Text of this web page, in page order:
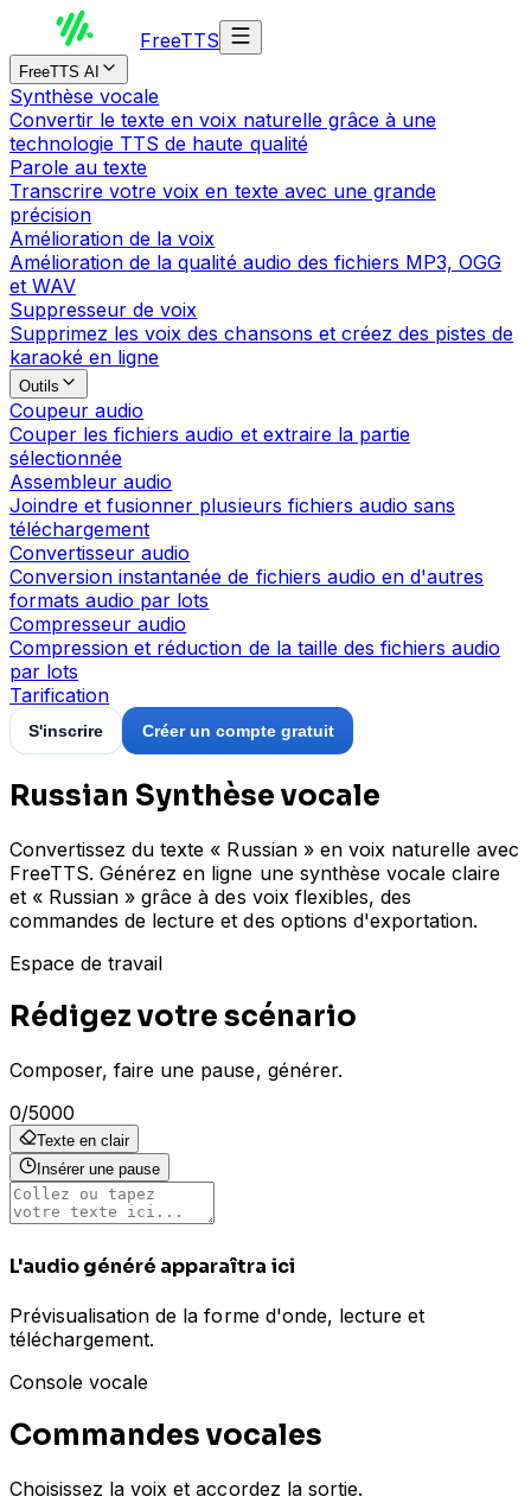
FreeTTS
FreeTTS AI
Synthèse vocale
Convertir le texte en voix naturelle grâce à une
technologie TTS de haute qualité
Parole au texte
Transcrire votre voix en texte avec une grande
précision
Amélioration de la voix
Amélioration de la qualité audio des fichiers MP3, OGG
et WAV
Suppresseur de voix
Supprimez les voix des chansons et créez des pistes de
karaoké en ligne
Outils
Coupeur audio
Couper les fichiers audio et extraire la partie
sélectionnée
Assembleur audio
Joindre et fusionner plusieurs fichiers audio sans
téléchargement
Convertisseur audio
Conversion instantanée de fichiers audio en d'autres
formats audio par lots
Compresseur audio
Compression et réduction de la taille des fichiers audio
par lots
Tarification
S'inscrire Créer un compte gratuit
Russian Synthèse vocale
Convertissez du texte « Russian » en voix naturelle avec
FreeTTS. Générez en ligne une synthèse vocale claire
et « Russian » grâce à des voix flexibles, des
commandes de lecture et des options d'exportation.
Espace de travail
Rédigez votre scénario
Composer, faire une pause, générer.
0/5000
Texte en clair
Insérer une pause
L'audio généré apparaîtra ici
Prévisualisation de la forme d'onde, lecture et
téléchargement.
Console vocale
Commandes vocales
Choisissez la voix et accordez la sortie.